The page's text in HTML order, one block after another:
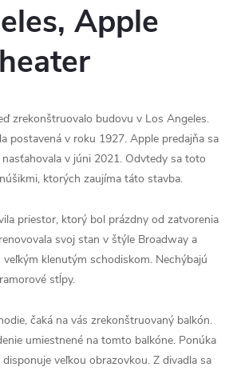
Apple
zrekonštruovalo budovu v Los Angeles.
postavená v roku 1927. Apple predajňa sa
v júni 2021. Odvtedy sa toto
ktorých zaujíma táto stavba.
priestor, ktorý bol prázdny od zatvorenia
svoj stan v štýle Broadway a
klenutým schodiskom. Nechýbajú
stĺpy.
čaká na vás zrekonštruovaný balkón.
umiestnené na tomto balkóne. Ponúka
veľkou obrazovkou. Z divadla sa